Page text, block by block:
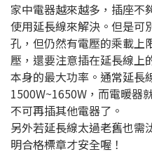
家中電器越來越多，插座不
使用延長線來解決。但是可
孔，但仍然有電壓的乘載上
壓，還要注意插在延長線上
本身的最大功率。通常延長
1500W~1650W，而電暖器
不可再插其他電器了。
另外若延長線太過老舊也需
明合格標章才安全喔！